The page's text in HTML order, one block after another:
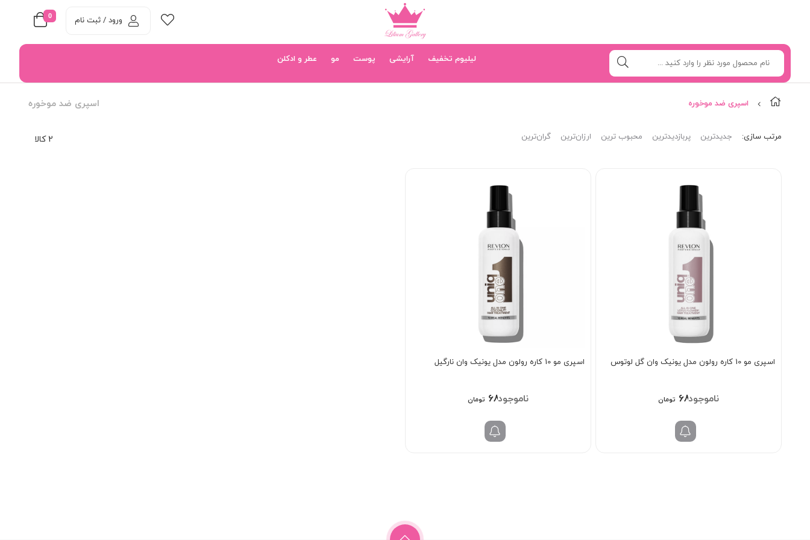
0 ورود / ثبت نام
لیلیوم تخفیف آرایشی پوست مو عطر و ادکلن
اسپری ضد موخوره اسپری ضد موخوره
2 کالا مرتب‌ سازی: جدیدترین پربازدیدترین محبوب ترین ارزان‌ترین گران‌ترین
اسپری مو 10 کاره رولون مدل یونیک وان گل لوتوس
689/000 تومان
اسپری مو 10 کاره رولون مدل یونیک وان نارگیل
689/000 تومان